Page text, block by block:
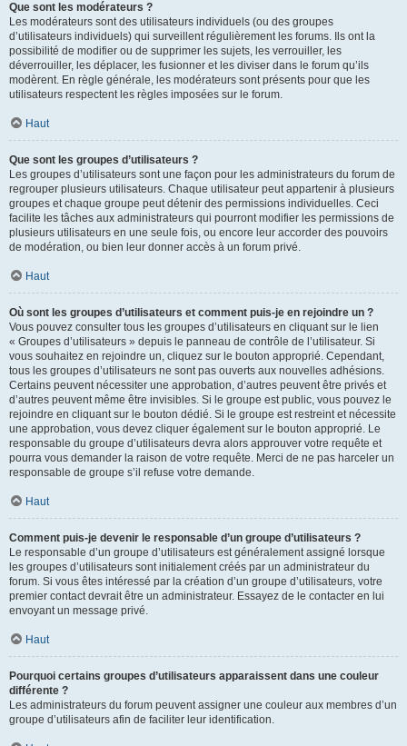
Que sont les modérateurs ?
Les modérateurs sont des utilisateurs individuels (ou des groupes
d’utilisateurs individuels) qui surveillent régulièrement les forums. Ils ont la
possibilité de modifier ou de supprimer les sujets, les verrouiller, les
déverrouiller, les déplacer, les fusionner et les diviser dans le forum qu’ils
modèrent. En règle générale, les modérateurs sont présents pour que les
utilisateurs respectent les règles imposées sur le forum.
Haut
Que sont les groupes d’utilisateurs ?
Les groupes d’utilisateurs sont une façon pour les administrateurs du forum de
regrouper plusieurs utilisateurs. Chaque utilisateur peut appartenir à plusieurs
groupes et chaque groupe peut détenir des permissions individuelles. Ceci
facilite les tâches aux administrateurs qui pourront modifier les permissions de
plusieurs utilisateurs en une seule fois, ou encore leur accorder des pouvoirs
de modération, ou bien leur donner accès à un forum privé.
Haut
Où sont les groupes d’utilisateurs et comment puis-je en rejoindre un ?
Vous pouvez consulter tous les groupes d’utilisateurs en cliquant sur le lien
« Groupes d’utilisateurs » depuis le panneau de contrôle de l’utilisateur. Si
vous souhaitez en rejoindre un, cliquez sur le bouton approprié. Cependant,
tous les groupes d’utilisateurs ne sont pas ouverts aux nouvelles adhésions.
Certains peuvent nécessiter une approbation, d’autres peuvent être privés et
d’autres peuvent même être invisibles. Si le groupe est public, vous pouvez le
rejoindre en cliquant sur le bouton dédié. Si le groupe est restreint et nécessite
une approbation, vous devez cliquer également sur le bouton approprié. Le
responsable du groupe d’utilisateurs devra alors approuver votre requête et
pourra vous demander la raison de votre requête. Merci de ne pas harceler un
responsable de groupe s’il refuse votre demande.
Haut
Comment puis-je devenir le responsable d’un groupe d’utilisateurs ?
Le responsable d’un groupe d’utilisateurs est généralement assigné lorsque
les groupes d’utilisateurs sont initialement créés par un administrateur du
forum. Si vous êtes intéressé par la création d’un groupe d’utilisateurs, votre
premier contact devrait être un administrateur. Essayez de le contacter en lui
envoyant un message privé.
Haut
Pourquoi certains groupes d’utilisateurs apparaissent dans une couleur
différente ?
Les administrateurs du forum peuvent assigner une couleur aux membres d’un
groupe d’utilisateurs afin de faciliter leur identification.